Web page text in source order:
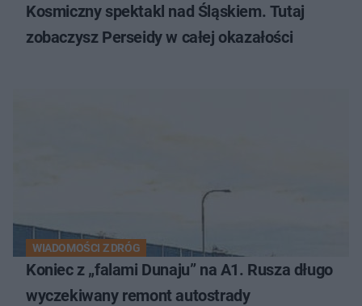
Kosmiczny spektakl nad Śląskiem. Tutaj
zobaczysz Perseidy w całej okazałości
WIADOMOŚCI Z DRÓG
Koniec z „falami Dunaju” na A1. Rusza długo
wyczekiwany remont autostrady